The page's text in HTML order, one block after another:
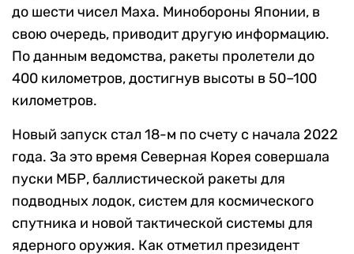
до шести чисел Маха. Минобороны Японии, в
свою очередь, приводит другую информацию.
По данным ведомства, ракеты пролетели до
400 километров, достигнув высоты в 50–100
километров.
Новый запуск стал 18-м по счету с начала 2022
года. За это время Северная Корея совершала
пуски МБР, баллистической ракеты для
подводных лодок, систем для космического
спутника и новой тактической системы для
ядерного оружия. Как отметил президент